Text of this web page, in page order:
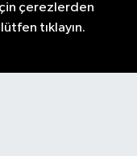
çerezlerden
tıklayın.